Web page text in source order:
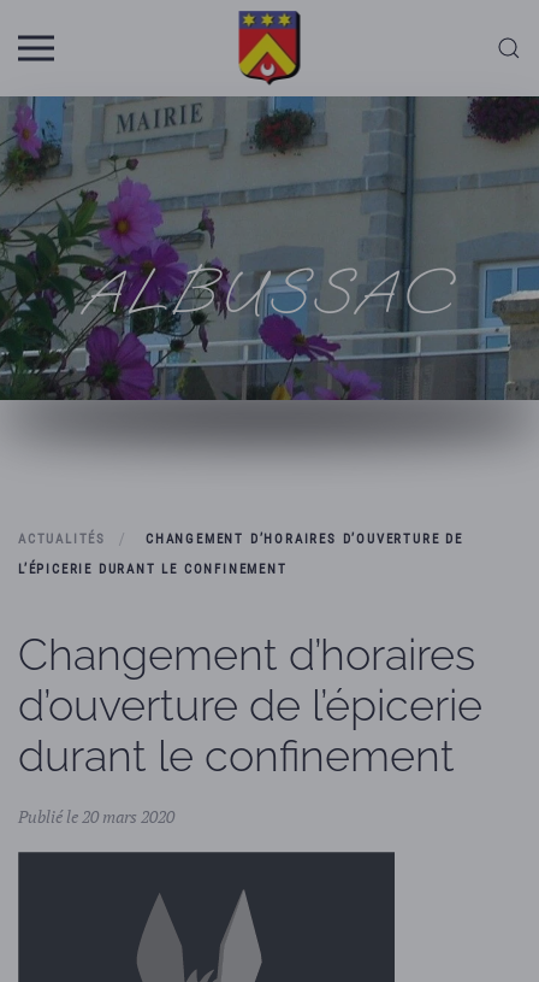
Skip to main content
ALBUSSAC
ACTUALITÉS
CHANGEMENT D’HORAIRES D’OUVERTURE DE
L’ÉPICERIE DURANT LE CONFINEMENT
Changement d’horaires
d’ouverture de l’épicerie
durant le confinement
Publié le 20 mars 2020